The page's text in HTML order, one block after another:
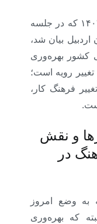
سخنان رئیس‌جمهوری در شهریور ۱۴۰۴ که در جلسه
بیان شد،
کشور بهره‌وری
رویه است؛
فرهنگ کار،
و نقش
در
به وضع امروز
که بهره‌وری